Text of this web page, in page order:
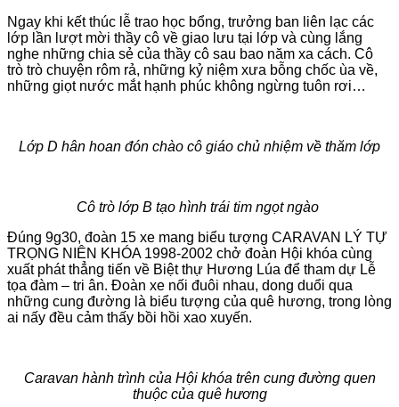
Ngay khi kết thúc lễ trao học bổng, trưởng ban liên lạc các
lớp lần lượt mời thầy cô về giao lưu tại lớp và cùng lắng
nghe những chia sẻ của thầy cô sau bao năm xa cách. Cô
trò trò chuyện rôm rả, những kỷ niệm xưa bỗng chốc ùa về,
những giọt nước mắt hạnh phúc không ngừng tuôn rơi…
Lớp D hân hoan đón chào cô giáo chủ nhiệm về thăm lớp
Cô trò lớp B tạo hình trái tim ngọt ngào
Đúng 9g30, đoàn 15 xe mang biểu tượng CARAVAN LÝ TỰ
TRỌNG NIÊN KHÓA 1998-2002 chở đoàn Hội khóa cùng
xuất phát thẳng tiến về Biệt thự Hương Lúa để tham dự Lễ
tọa đàm – tri ân. Đoàn xe nối đuôi nhau, dong duổi qua
những cung đường là biểu tượng của quê hương, trong lòng
ai nấy đều cảm thấy bồi hồi xao xuyến.
Caravan hành trình của Hội khóa trên cung đường quen
thuộc của quê hương